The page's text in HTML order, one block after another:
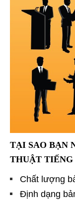
TẠI SAO BẠN
THUẬT
Chất lượng
Định dạng